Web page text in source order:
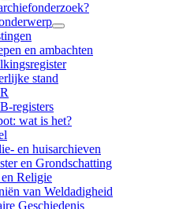
en ambachten
stand
registers
wat is het?
en huisarchieven
en Grondschatting
Religie
van Weldadigheid
Geschiedenis